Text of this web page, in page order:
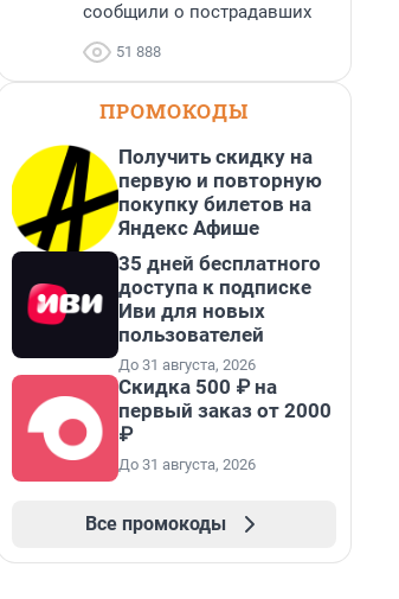
сообщили о пострадавших
51 888
ПРОМОКОДЫ
Получить скидку на
первую и повторную
покупку билетов на
Яндекс Афише
35 дней бесплатного
доступа к подписке
Иви для новых
пользователей
До 31 августа, 2026
Скидка 500 ₽ на
первый заказ от 2000
₽
До 31 августа, 2026
Все промокоды